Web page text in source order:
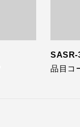
SASR-
品目コ